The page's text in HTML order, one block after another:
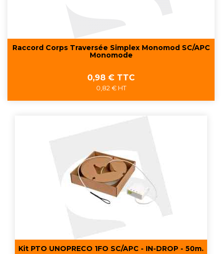
Raccord Corps Traversée Simplex Monomod SC/APC
Monomode
Prix
0,98 € TTC
0,82 € HT
Kit PTO UNOPRECO 1FO SC/APC - IN-DROP - 50m.